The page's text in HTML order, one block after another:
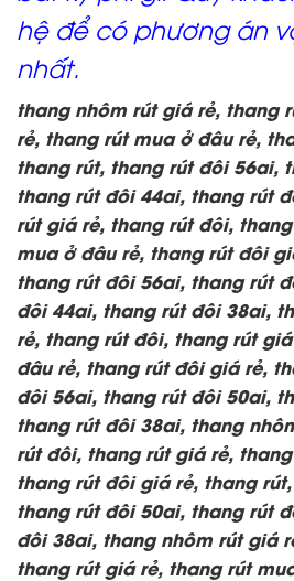
hệ để có phương án
nhất.
thang nhôm rút giá rẻ, thang
rẻ, thang rút mua ở đâu rẻ,
thang rút, thang rút đôi 56ai,
thang rút đôi 44ai, thang rút
rút giá rẻ, thang rút đôi,
mua ở đâu rẻ, thang rút đôi
thang rút đôi 56ai, thang rút
đôi 44ai, thang rút đôi 38ai,
rẻ, thang rút đôi, thang rút
đâu rẻ, thang rút đôi giá rẻ,
đôi 56ai, thang rút đôi 50ai,
thang rút đôi 38ai, thang
rút đôi, thang rút giá rẻ,
thang rút đôi giá rẻ, thang
thang rút đôi 50ai, thang rút
đôi 38ai, thang nhôm rút giá
thang rút giá rẻ, thang rút